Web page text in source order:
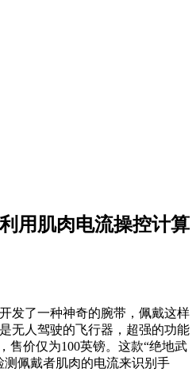
用肌肉电流操控计算
发了一种神奇的腕带，佩戴这样
无人驾驶的飞行器，超强的功能
售价仅为100英镑。这款“绝地武
佩戴者肌肉的电流来识别手